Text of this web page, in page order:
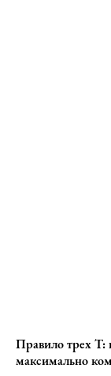
Правило трех Т:
максимально